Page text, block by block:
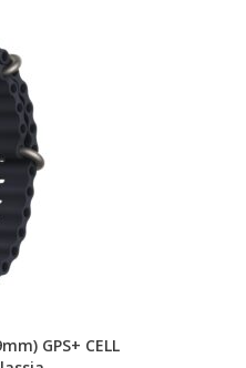
GPS+ CELL